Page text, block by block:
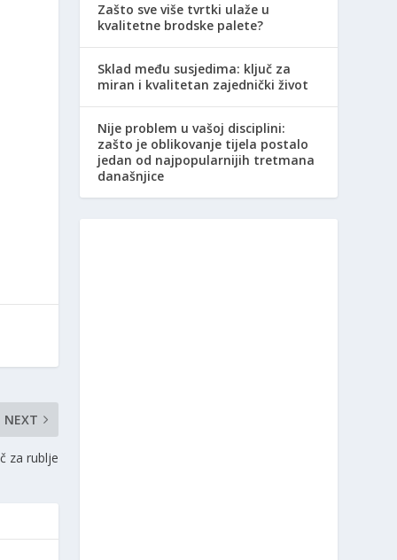
NEXT
za rublje
Zašto sve više tvrtki ulaže u
kvalitetne brodske palete?
Sklad među susjedima: ključ za
miran i kvalitetan zajednički život
Nije problem u vašoj disciplini:
zašto je oblikovanje tijela postalo
jedan od najpopularnijih tretmana
današnjice